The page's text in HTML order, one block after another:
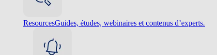
ResourcesGuides, études, webinaires et contenus d’experts.